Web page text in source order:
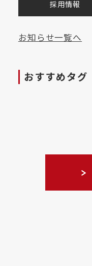
採用情報
お知らせ一覧へ
おすすめタグ